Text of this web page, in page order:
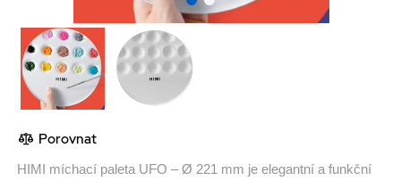
Porovnat
HIMI míchací paleta UFO – Ø 221 mm je elegantní a funkční